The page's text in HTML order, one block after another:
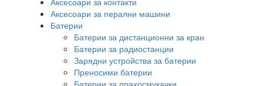
Аксесоари за перални машини
Батерии
Батерии за дистанционни за кран
Батерии за радиостанции
Зарядни устройства за батерии
Преносими батерии
Батерии за прахосмукачки